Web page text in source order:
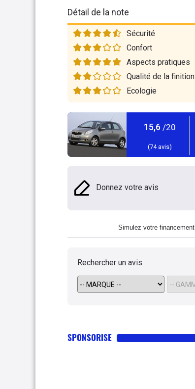
Détail de la note
Sécurité
Confort
Aspects pratiques
Qualité de la finition
Ecologie
15,6 /20
(74avis)
Donnez votre avis
Simulez votre financement
Rechercher un avis
SPONSORISE